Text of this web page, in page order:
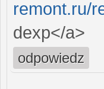
remont.ru/
dexp</a>
odpowiedz